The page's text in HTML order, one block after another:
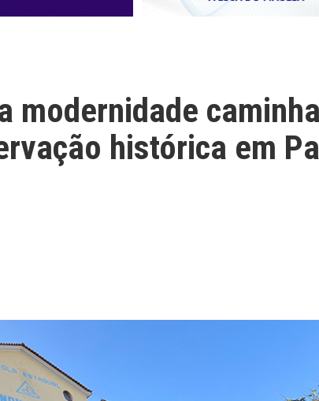
modernidade
histórica em